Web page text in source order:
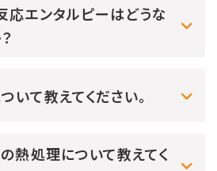
応エンタルピーはどうな
いて教えてください。
熱処理について教えてく